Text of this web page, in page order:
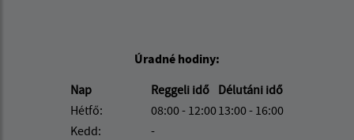
Úradné hodiny:
Nap
Reggeli idő Délutáni idő
Hétfő:
08:00 - 12:0013:00 - 16:00
Kedd:
-